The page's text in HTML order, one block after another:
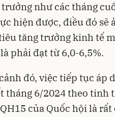
như các tháng
hiện được, điều đó sẽ
tăng trưởng kinh tế
phải đạt từ 6,0-6,5%.
đó, việc tiếp tục áp
tháng 6/2024 theo tinh
của Quốc hội là